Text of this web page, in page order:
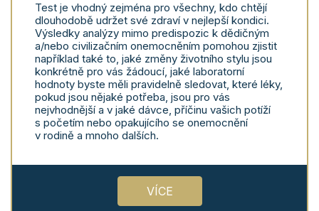
Test je vhodný zejména pro všechny, kdo chtějí
dlouhodobě udržet své zdraví v nejlepší kondici.
Výsledky analýzy mimo predispozic k dědičným
a/nebo civilizačním onemocněním pomohou zjistit
například také to, jaké změny životního stylu jsou
konkrétně pro vás žádoucí, jaké laboratorní
hodnoty byste měli pravidelně sledovat, které léky,
pokud jsou nějaké potřeba, jsou pro vás
nejvhodnější a v jaké dávce, příčinu vašich potíží
s početím nebo opakujícího se onemocnění
v rodině a mnoho dalších.
VÍCE